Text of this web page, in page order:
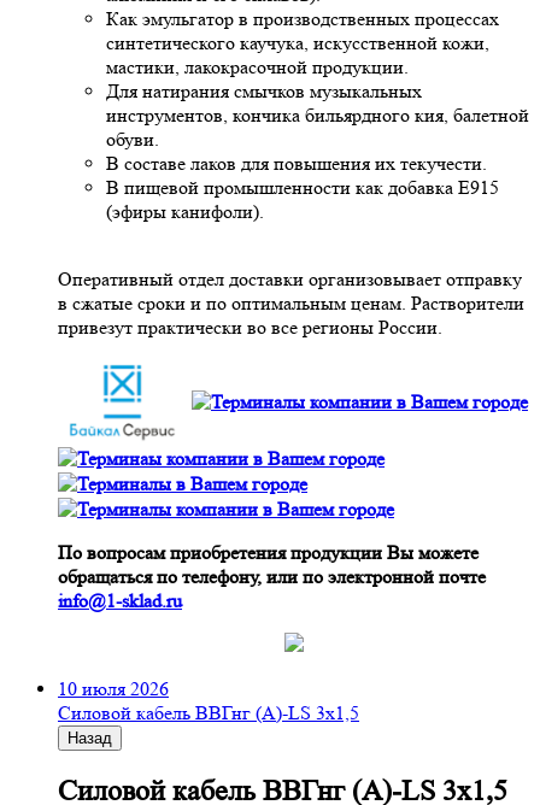
Как эмульгатор в производственных процессах
синтетического каучука, искусственной кожи,
мастики, лакокрасочной продукции.
Для натирания смычков музыкальных
инструментов, кончика бильярдного кия, балетной
обуви.
В составе лаков для повышения их текучести.
В пищевой промышленности как добавка Е915
(эфиры канифоли).
Оперативный отдел доставки организовывает отправку
в сжатые сроки и по оптимальным ценам. Растворители
привезут практически во все регионы России.
По вопросам приобретения продукции Вы можете
обращаться по телефону, или по электронной почте
info@1-sklad.ru
10 июля 2026
Cиловой кабель ВВГнг (A)-LS 3х1,5
Назад
Cиловой кабель ВВГнг (A)-LS 3х1,5